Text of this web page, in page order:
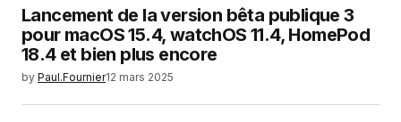
Lancement de la version bêta publique 3
pour macOS 15.4, watchOS 11.4, HomePod
18.4 et bien plus encore
by Paul.Fournier12 mars 2025